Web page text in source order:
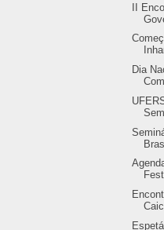
II
Dia